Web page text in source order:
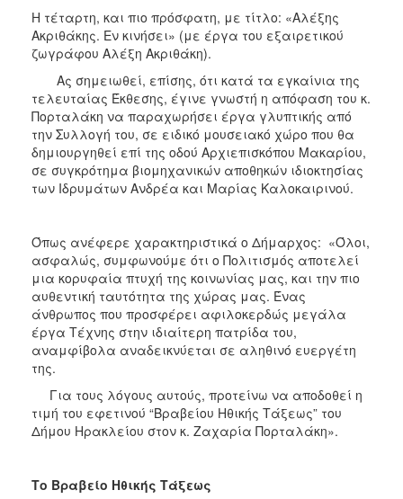
Η τέταρτη, και πιο πρόσφατη, με τίτλο: «Αλέξης
Ακριθάκης. Εν κινήσει» (με έργα του εξαιρετικού
ζωγράφου Αλέξη Ακριθάκη).
Ας σημειωθεί, επίσης, ότι κατά τα εγκαίνια της
τελευταίας Έκθεσης, έγινε γνωστή η απόφαση του κ.
Πορταλάκη να παραχωρήσει έργα γλυπτικής από
την Συλλογή του, σε ειδικό μουσειακό χώρο που θα
δημιουργηθεί επί της οδού Αρχιεπισκόπου Μακαρίου,
σε συγκρότημα βιομηχανικών αποθηκών ιδιοκτησίας
των Ιδρυμάτων Ανδρέα και Μαρίας Καλοκαιρινού.
Όπως ανέφερε χαρακτηριστικά ο Δήμαρχος: «Όλοι,
ασφαλώς, συμφωνούμε ότι ο Πολιτισμός αποτελεί
μια κορυφαία πτυχή της κοινωνίας μας, και την πιο
αυθεντική ταυτότητα της χώρας μας. Ένας
άνθρωπος που προσφέρει αφιλοκερδώς μεγάλα
έργα Τέχνης στην ιδιαίτερη πατρίδα του,
αναμφίβολα αναδεικνύεται σε αληθινό ευεργέτη
της.
Για τους λόγους αυτούς, προτείνω να αποδοθεί η
τιμή του εφετινού “Βραβείου Ηθικής Τάξεως” του
Δήμου Ηρακλείου στον κ. Ζαχαρία Πορταλάκη».
Το Βραβείο Ηθικής Τάξεως